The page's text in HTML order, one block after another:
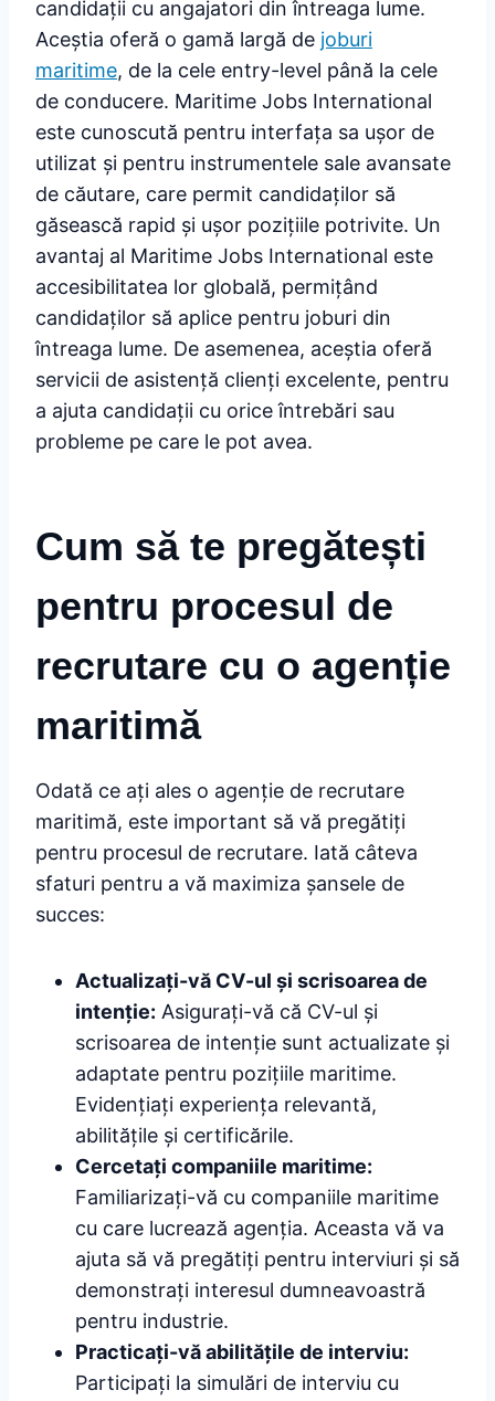
candidații cu angajatori din întreaga lume.
Aceștia oferă o gamă largă de joburi
maritime, de la cele entry-level până la cele
de conducere. Maritime Jobs International
este cunoscută pentru interfața sa ușor de
utilizat și pentru instrumentele sale avansate
de căutare, care permit candidaților să
găsească rapid și ușor pozițiile potrivite. Un
avantaj al Maritime Jobs International este
accesibilitatea lor globală, permițând
candidaților să aplice pentru joburi din
întreaga lume. De asemenea, aceștia oferă
servicii de asistență clienți excelente, pentru
a ajuta candidații cu orice întrebări sau
probleme pe care le pot avea.
Cum să te pregătești
pentru procesul de
recrutare cu o agenție
maritimă
Odată ce ați ales o agenție de recrutare
maritimă, este important să vă pregătiți
pentru procesul de recrutare. Iată câteva
sfaturi pentru a vă maximiza șansele de
succes:
Actualizați-vă CV-ul și scrisoarea de
intenție: Asigurați-vă că CV-ul și
scrisoarea de intenție sunt actualizate și
adaptate pentru pozițiile maritime.
Evidențiați experiența relevantă,
abilitățile și certificările.
Cercetați companiile maritime:
Familiarizați-vă cu companiile maritime
cu care lucrează agenția. Aceasta vă va
ajuta să vă pregătiți pentru interviuri și să
demonstrați interesul dumneavoastră
pentru industrie.
Practicați-vă abilitățile de interviu:
Participați la simulări de interviu cu